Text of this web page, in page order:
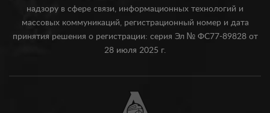
надзору в сфере связи, информационных технологий и
массовых коммуникаций, регистрационный номер и дата
принятия решения о регистрации: серия Эл № ФС77-89828 от
28 июля 2025 г.